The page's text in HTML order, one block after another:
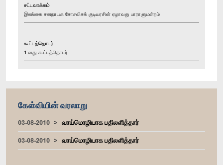
சட்டவாக்கம்
இலங்கை சனநாயக சோசலிசக் குடியரசின் ஏழாவது பாராளுமன்றம்
கூட்டத்தொடர்
1 வது கூட்டத்தொடர்
கேள்வியின் வரலாறு
03-08-2010
வாய்மொழியாக பதிலளித்தார்
03-08-2010
வாய்மொழியாக பதிலளித்தார்